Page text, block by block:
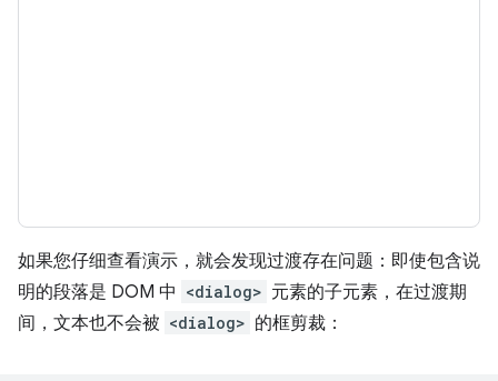
如果您仔细查看演示，就会发现过渡存在问题：即使包含说
明的段落是 DOM 中 <dialog> 元素的子元素，在过渡期
间，文本也不会被 <dialog> 的框剪裁：